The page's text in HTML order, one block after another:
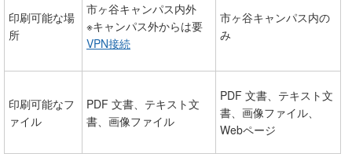
印刷可能な場
所
市ヶ谷キャンパス内外
※キャンパス外からは要
VPN接続
市ヶ谷キャンパス内の
み
印刷可能なフ
ァイル
PDF 文書、テキスト文
書、画像ファイル
PDF 文書、テキスト文
書、画像ファイル、
Webページ